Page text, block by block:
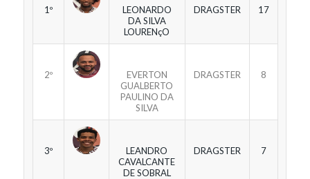
1º
LEONARDO
DA SILVA
LOURENçO
DRAGSTER 17
2º
EVERTON
GUALBERTO
PAULINO DA
SILVA
DRAGSTER 8
3º
LEANDRO
CAVALCANTE
DE SOBRAL
DRAGSTER 7